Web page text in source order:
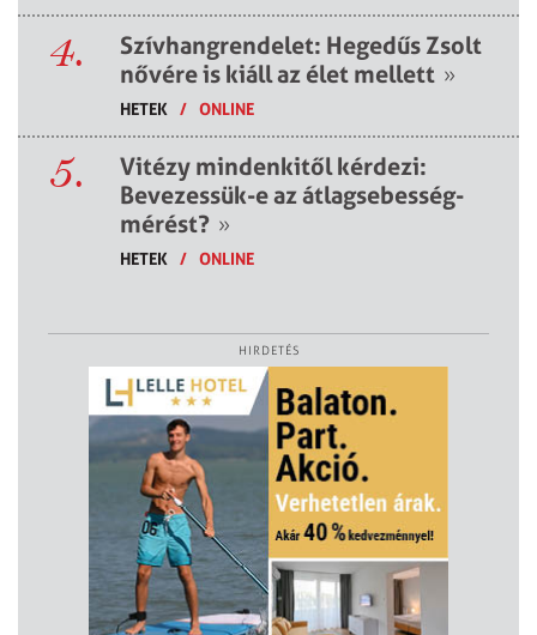
4.
Szívhangrendelet: Hegedűs Zsolt
nővére is kiáll az élet mellett »
HETEK / ONLINE
5.
Vitézy mindenkitől kérdezi:
Bevezessük-e az átlagsebesség-
mérést? »
HETEK / ONLINE
HIRDETÉS